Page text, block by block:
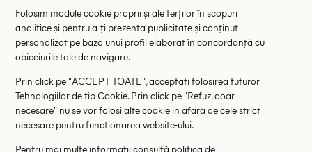
Folosim module cookie proprii și ale terților în scopuri
analitice și pentru a-ți prezenta publicitate și conținut
personalizat pe baza unui profil elaborat în concordanță cu
obiceiurile tale de navigare.
Prin click pe "ACCEPT TOATE", acceptati folosirea tuturor
Tehnologiilor de tip Cookie. Prin click pe "Refuz, doar
necesare" nu se vor folosi alte cookie in afara de cele strict
necesare pentru functionarea website-ului.
Pentru mai multe informații consultă politica de